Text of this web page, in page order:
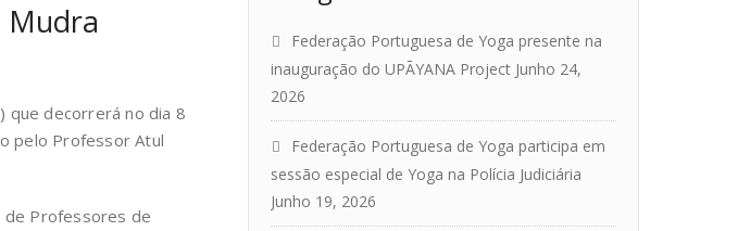
Mudra
que decorrerá no dia 8
pelo Professor Atul
de Professores de
Federação Portuguesa de Yoga presente na
inauguração do UPĀYANA Project Junho 24,
2026
Federação Portuguesa de Yoga participa em
sessão especial de Yoga na Polícia Judiciária
Junho 19, 2026